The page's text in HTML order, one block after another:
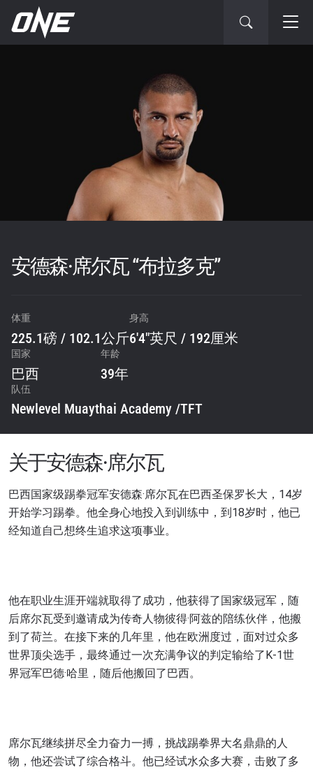
安德森·席尔瓦 “布拉多克”
体重
225.1磅 / 102.1公斤
身高
6'4"英尺 / 192厘米
国家
巴西
年龄
39年
队伍
Newlevel Muaythai Academy /TFT
关于安德森·席尔瓦
巴西国家级踢拳冠军安德森·席尔瓦在巴西圣保罗长大，14岁
开始学习踢拳。他全身心地投入到训练中，到18岁时，他已
经知道自己想终生追求这项事业。
他在职业生涯开端就取得了成功，他获得了国家级冠军，随
后席尔瓦受到邀请成为传奇人物彼得·阿兹的陪练伙伴，他搬
到了荷兰。在接下来的几年里，他在欧洲度过，面对过众多
世界顶尖选手，最终通过一次充满争议的判定输给了K-1世
界冠军巴德·哈里，随后他搬回了巴西。
席尔瓦继续拼尽全力奋力一搏，挑战踢拳界大名鼎鼎的人
物，他还尝试了综合格斗。他已经试水众多大赛，击败了多